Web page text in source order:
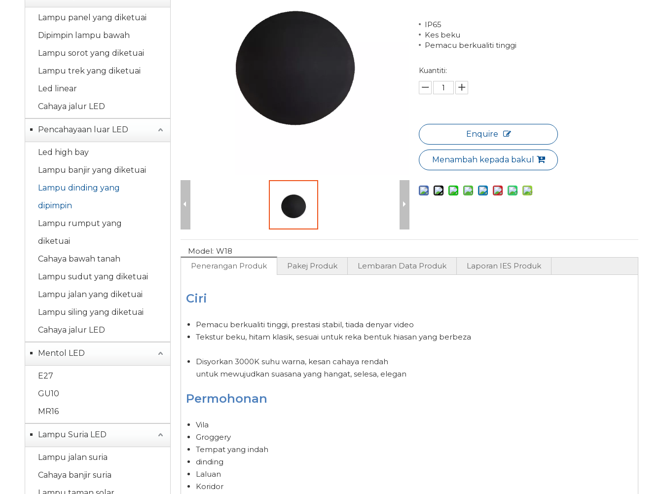
Lampu panel yang diketuai
Dipimpin lampu bawah
Lampu sorot yang diketuai
Lampu trek yang diketuai
Led linear
Cahaya jalur LED
Pencahayaan luar LED
Led high bay
Lampu banjir yang diketuai
Lampu dinding yang
dipimpin
Lampu rumput yang
diketuai
Cahaya bawah tanah
Lampu sudut yang diketuai
Lampu jalan yang diketuai
Lampu siling yang diketuai
Cahaya jalur LED
Mentol LED
E27
GU10
MR16
Lampu Suria LED
Lampu jalan suria
Cahaya banjir suria
IP65
Kes beku
Pemacu berkualiti tinggi
Kuantiti:
Enquire
Menambah kepada bakul
Model: W18
Penerangan Produk
Pakej Produk Lembaran Data Produk Laporan IES Produk
Ciri
Pemacu berkualiti tinggi, prestasi stabil, tiada denyar video
Tekstur beku, hitam klasik, sesuai untuk reka bentuk hiasan yang berbeza
Disyorkan 3000K suhu warna, kesan cahaya rendah
untuk mewujudkan suasana yang hangat, selesa, elegan
Permohonan
Vila
Groggery
Tempat yang indah
dinding
Laluan
Koridor